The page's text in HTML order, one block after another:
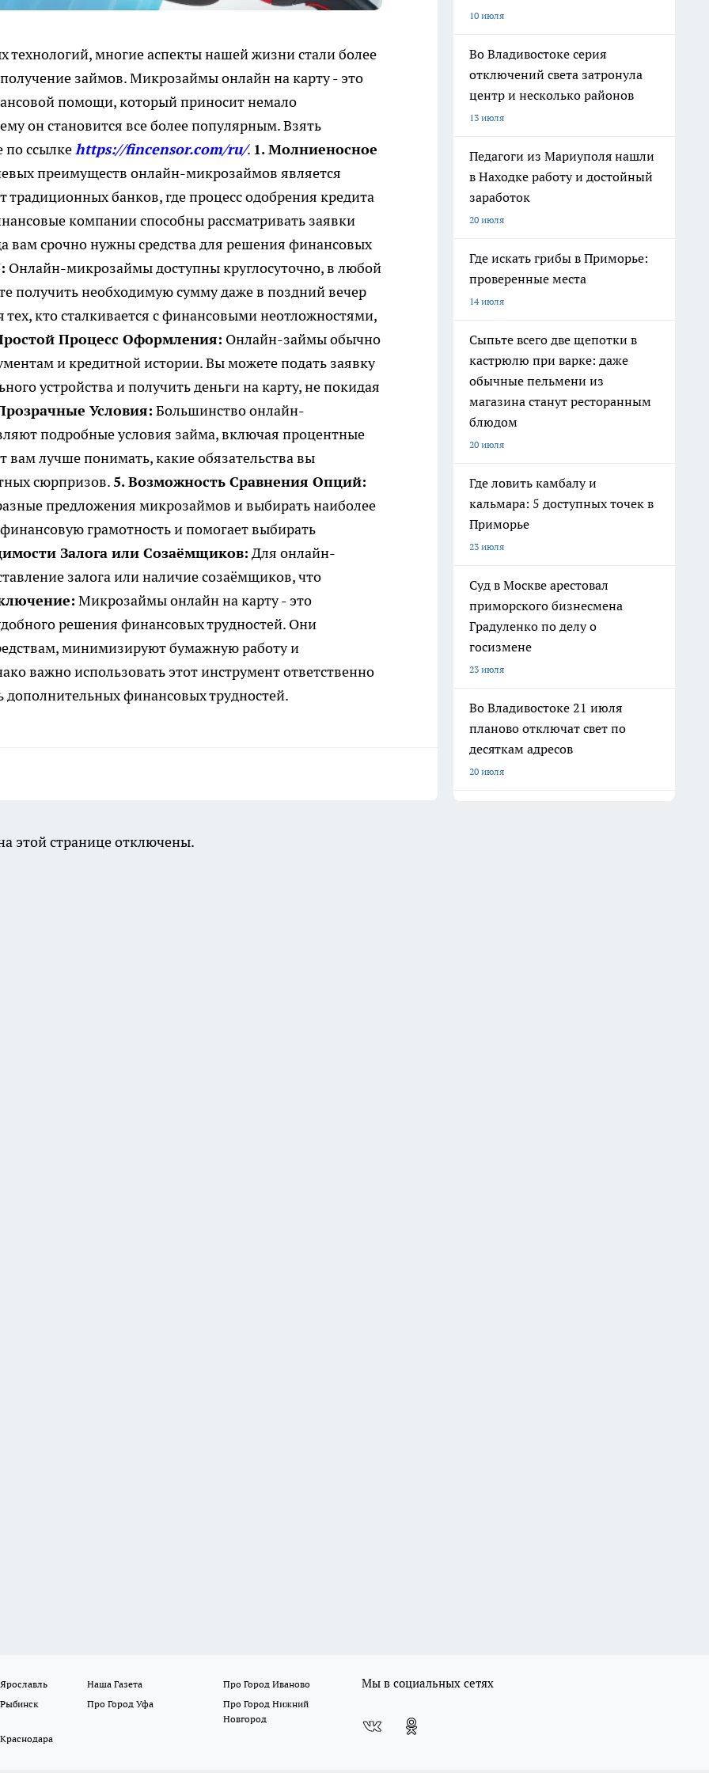
многие аспекты нашей жизни стали более
займов. Микрозаймы онлайн на карту - это
помощи, который приносит немало
он становится все более популярным. Взять
по ссылкеhttps://fincensor.com/ru/. 1. Молниеносное
преимуществ онлайн-микрозаймов является
традиционных банков, где процесс одобрения кредита
компании способны рассматривать заявки
вам срочно нужны средства для решения финансовых
Онлайн-микрозаймы доступны круглосуточно, в любой
получить необходимую сумму даже в поздний вечер
кто сталкивается с финансовыми неотложностями,
Процесс Оформления: Онлайн-займы обычно
и кредитной истории. Вы можете подать заявку
устройства и получить деньги на карту, не покидая
Условия: Большинство онлайн-
подробные условия займа, включая процентные
вам лучше понимать, какие обязательства вы
сюрпризов. 5. Возможность Сравнения Опций:
предложения микрозаймов и выбирать наиболее
грамотность и помогает выбирать
Залога или Созаёмщиков: Для онлайн-
залога или наличие созаёмщиков, что
Микрозаймы онлайн на карту - это
решения финансовых трудностей. Они
минимизируют бумажную работу и
важно использовать этот инструмент ответственно
дополнительных финансовых трудностей.
10 июля
Во Владивостоке серия
отключений света затронула
центр и несколько районов
13 июля
Педагоги из Мариуполя нашли
в Находке работу и достойный
заработок
20 июля
Где искать грибы в Приморье:
проверенные места
14 июля
Сыпьте всего две щепотки в
кастрюлю при варке: даже
обычные пельмени из
магазина станут ресторанным
блюдом
20 июля
Где ловить камбалу и
кальмара: 5 доступных точек в
Приморье
23 июля
Суд в Москве арестовал
приморского бизнесмена
Градуленко по делу о
госизмене
23 июля
Во Владивостоке 21 июля
планово отключат свет по
десяткам адресов
20 июля
этой странице отключены.
Наша Газета
Про Город Иваново
Про Город Уфа
Про Город Нижний
Новгород
Мы в социальных сетях